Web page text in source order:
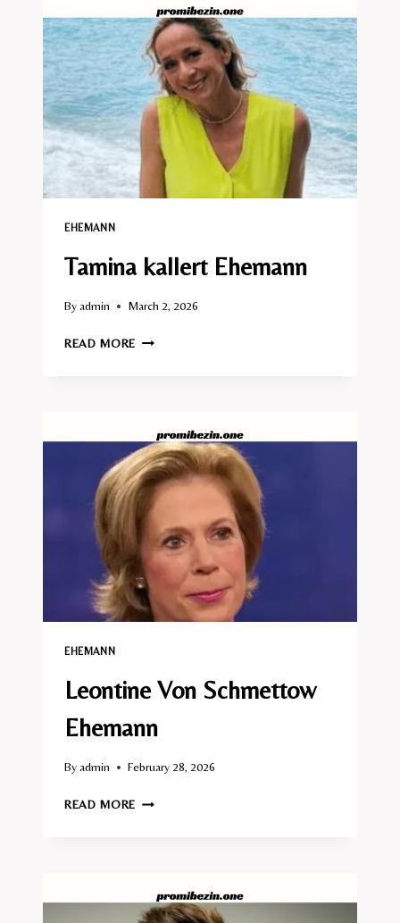
EHEMANN​
Tamina kallert Ehemann
Byadmin March 2, 2026
READ MORE TAMINA
EHEMANN​
Leontine Von Schmettow
Ehemann
Byadmin February 28, 2026
READ MORE LEONTINE